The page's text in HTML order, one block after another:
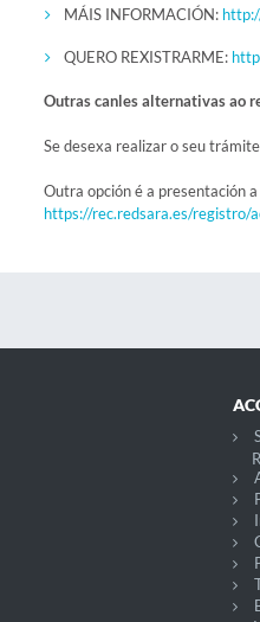
MÁIS INFORMACIÓN:
QUERO REXISTRARME:
Outras canles alternativas ao
Se desexa realizar o seu
Outra opción é a presentación
https://rec.redsara.es/registro/